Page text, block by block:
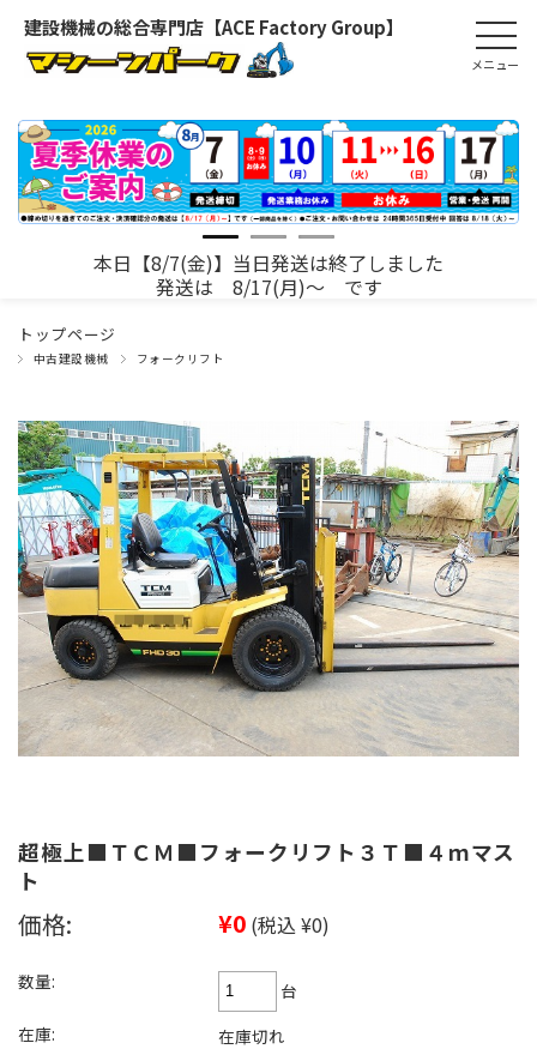
建設機械の総合専門店【ACE Factory Group】
本日【8/7(金)】当日発送は終了しました
発送は 8/17(月)～ です
トップページ
中古建設機械 フォークリフト
超極上■ＴＣＭ■フォークリフト３Ｔ■４ｍマス
ト
価格: ¥0 (税込 ¥0)
数量:
台
在庫:
在庫切れ